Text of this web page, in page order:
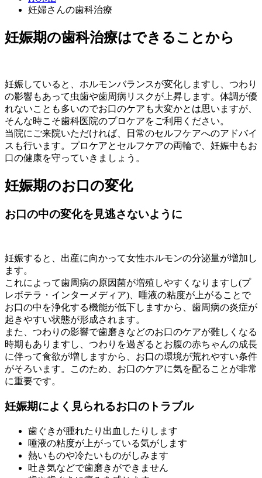
妊婦さんの歯科治療
妊娠期の歯科治療はできることから
妊娠していると、ホルモンバランスが変化しますし、つわり
の影響もあって虫歯や歯周病リスクが上昇します。体調が優
れないことも多いのでお口のケアも大変かとは思いますが、
そんな時こそ歯科医院のプロケアをご利用ください。
当院にご来院いただければ、日常のセルフケアへのアドバイ
スも行います。プロケアとセルフケアの両輪で、妊娠中もお
口の健康を守っていきましょう。
妊娠期のお口の変化
お口の中の変化を見逃さないように
妊娠すると、出産に向かって女性ホルモンの分泌量が増加し
ます。
これによって歯周病の原因菌が増殖しやすくなりますし(プ
レボテラ・インターメディア)、唾液の粘度が上がることで
お口の中を浄化する機能が低下しますから、歯周病の炎症が
起きやすい状態が形成されます。
また、つわりの影響で歯磨きなどのお口のケアが難しくなる
時期もありますし、つわりを過ぎるとお腹の赤ちゃんの成長
に伴って食欲が増しますから、お口の環境が荒れやすい条件
がそろいます。このため、お口のケアに気を配ることが非常
に重要です。
妊娠期によく見られるお口のトラブル
歯ぐきが腫れたり出血したりします
唾液の粘度が上がっている気がします
熱いものや冷たいものがしみます
吐き気などで歯磨きができません